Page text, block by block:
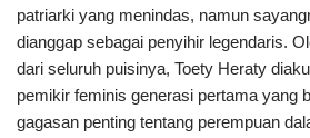
patriarki yang menindas, namun
dianggap sebagai penyihir legendaris.
dari seluruh puisinya, Toety Heraty
pemikir feminis generasi pertama yang
gagasan penting tentang perempuan